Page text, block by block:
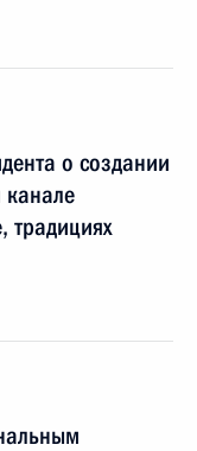
о создании
традициях